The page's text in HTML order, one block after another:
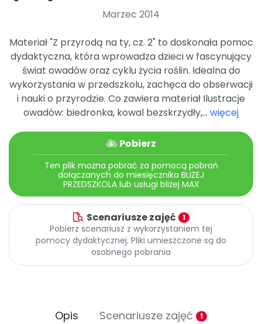
Marzec 2014
Materiał "Z przyrodą na ty, cz. 2" to doskonała pomoc
dydaktyczna, która wprowadza dzieci w fascynujący
świat owadów oraz cyklu życia roślin. Idealna do
wykorzystania w przedszkolu, zachęca do obserwacji
i nauki o przyrodzie. Co zawiera materiał Ilustracje
owadów: biedronka, kowal bezskrzydły,... więcej
Pobierz
Ten plik można pobrać za pomocą pobrań
dołączanych do miesięcznika BLIŻEJ
PRZEDSZKOLA lub usługi bliżej MAX
Scenariusze zajęć 1
Pobierz scenariusz z wykorzystaniem tej
pomocy dydaktycznej. Pliki umieszczone są do
osobnego pobrania
Opis Scenariusze zajęć 1